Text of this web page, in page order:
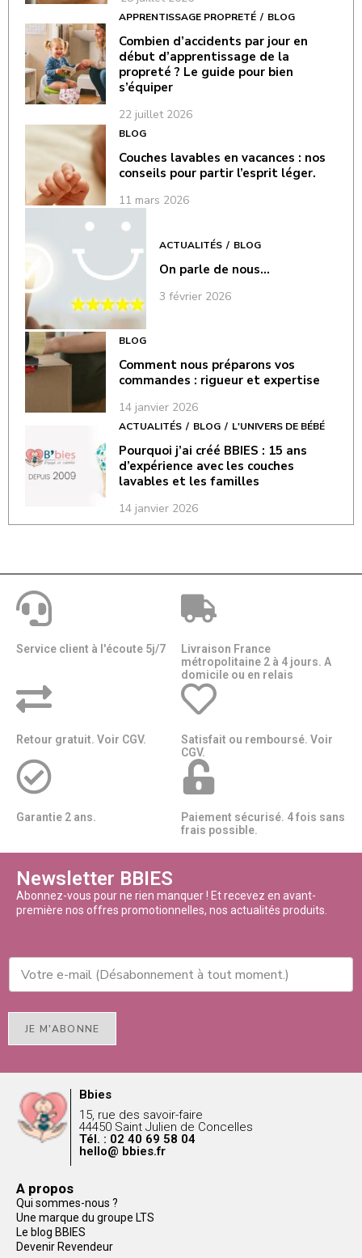
APPRENTISSAGE PROPRETÉ BLOG
Combien d’accidents par jour en
début d’apprentissage de la
propreté ? Le guide pour bien
s’équiper
22 juillet 2026
BLOG
Couches lavables en vacances : nos
conseils pour partir l’esprit léger.
11 mars 2026
ACTUALITÉS BLOG
On parle de nous…
3 février 2026
BLOG
Comment nous préparons vos
commandes : rigueur et expertise
14 janvier 2026
ACTUALITÉS BLOG L'UNIVERS DE BÉBÉ
Pourquoi j’ai créé BBIES : 15 ans
d’expérience avec les couches
lavables et les familles
14 janvier 2026
Service client à l'écoute 5j/7
Livraison France
métropolitaine 2 à 4 jours. A
domicile ou en relais​​
Retour gratuit. Voir CGV.
Satisfait ou remboursé. Voir
CGV.
Garantie 2 ans.
Paiement sécurisé. 4 fois sans
frais possible.
Newsletter BBIES
Abonnez-vous pour ne rien manquer ! Et recevez en avant-
première nos offres promotionnelles, nos actualités produits.
JE M'ABONNE
Bbies
15, rue des savoir-faire
44450 Saint Julien de Concelles
Tél. : 02 40 69 58 04
hello@ bbies.fr
A propos
Qui sommes-nous ?
Une marque du groupe LTS
Le blog BBIES
Devenir Revendeur